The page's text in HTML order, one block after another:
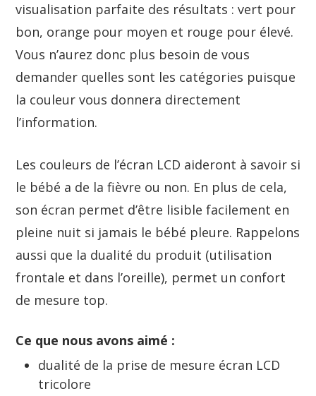
visualisation parfaite des résultats : vert pour
bon, orange pour moyen et rouge pour élevé.
Vous n’aurez donc plus besoin de vous
demander quelles sont les catégories puisque
la couleur vous donnera directement
l’information.
Les couleurs de l’écran LCD aideront à savoir si
le bébé a de la fièvre ou non. En plus de cela,
son écran permet d’être lisible facilement en
pleine nuit si jamais le bébé pleure. Rappelons
aussi que la dualité du produit (utilisation
frontale et dans l’oreille), permet un confort
de mesure top.
Ce que nous avons aimé :
dualité de la prise de mesure écran LCD
tricolore